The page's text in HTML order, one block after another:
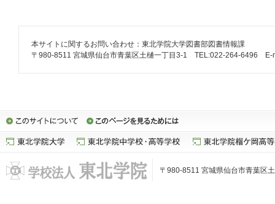
本サイトに関するお問い合わせ：東北学院大学図書部図書情報課
〒980-8511 宮城県仙台市青葉区土樋一丁目3-1 TEL:022-264-6496 E-
〒980-8511 宮城県仙台市青葉区